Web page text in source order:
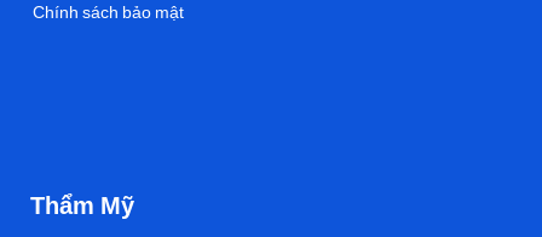
Chính sách bảo mật
Thẩm Mỹ